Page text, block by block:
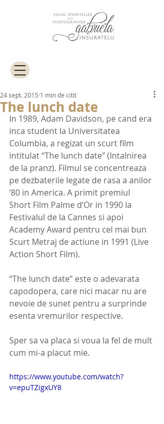
The lunch date
24 sept. 2015 1 min de citit
In 1989, Adam Davidson, pe cand era
inca student la Universitatea
Columbia, a regizat un scurt film
intitulat “The lunch date” (Intalnirea
de la pranz). Filmul se concentreaza
pe dezbaterile legate de rasa a anilor
’80 in America. A primit premiul
Short Film Palme d’Or in 1990 la
Festivalul de la Cannes si apoi
Academy Award pentru cel mai bun
Scurt Metraj de actiune in 1991 (Live
Action Short Film).
“The lunch date” este o adevarata
capodopera, care nici macar nu are
nevoie de sunet pentru a surprinde
esenta vremurilor respective.
Sper sa va placa si voua la fel de mult
cum mi-a placut mie.
https://www.youtube.com/watch?
v=epuTZigxUY8